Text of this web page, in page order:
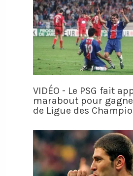
VIDÉO - Le PSG fait
marabout pour
de Ligue des